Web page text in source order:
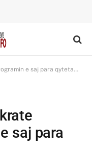
e saj para qytetarëve gjilanas
saj para